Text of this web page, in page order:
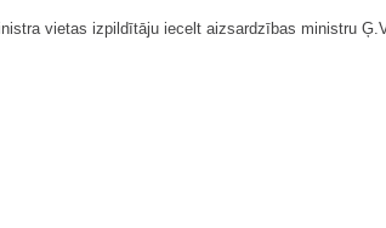
vietas izpildītāju iecelt aizsardzības ministru